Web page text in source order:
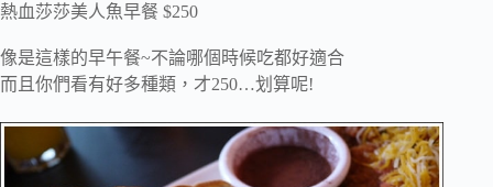
熱血莎莎美人魚早餐 $250
像是這樣的早午餐~不論哪個時候吃都好適合
而且你們看有好多種類，才250…划算呢!